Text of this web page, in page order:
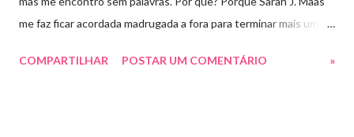
me faz ficar acordada madrugada a fora para terminar mais um
romance da Saga Trono de Vidro que ocorre simultaneamente
COMPARTILHAR POSTAR UM COMENTÁRIO »